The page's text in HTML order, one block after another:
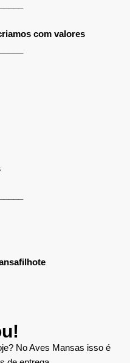
com valores
No Aves Mansas isso é